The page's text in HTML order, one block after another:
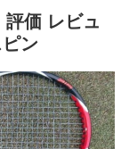
価 レビュ
ン